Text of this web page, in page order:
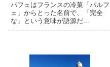
パフェはフランスの冷菓「パルフ
ェ」からとった名前で、「完全
な」という意味が語源だ...